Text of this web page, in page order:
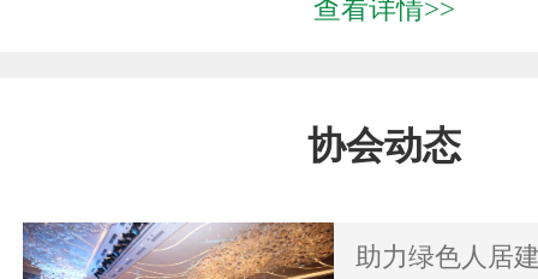
查看详情>>
协会动态
助力绿色人居